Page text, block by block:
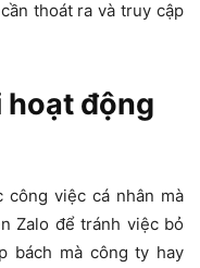
thoát ra và truy cập
hoạt động
công việc cá nhân mà
Zalo để tránh việc bỏ
bách mà công ty hay